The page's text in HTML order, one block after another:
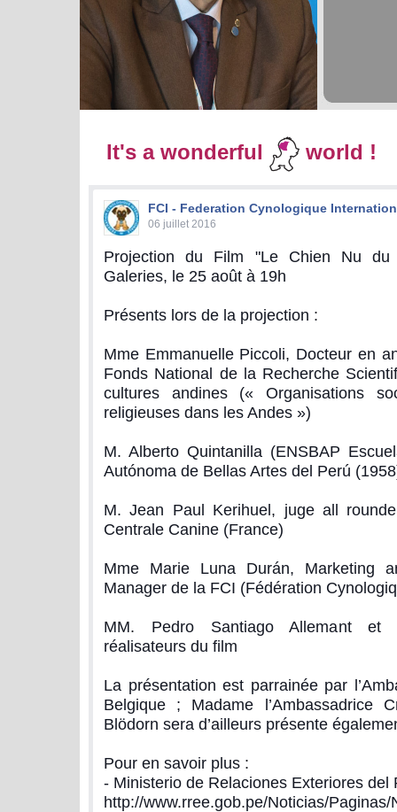
It's a wonderful world !
FCI - Federation Cynologique
06 juillet 2016
Projection du Film "Le Chien Nu du
Galeries, le 25 août à 19h
Présents lors de la projection :
Mme Emmanuelle Piccoli, Docteur en
Fonds National de la Recherche
cultures andines (« Organisations
religieuses dans les Andes »)
M. Alberto Quintanilla (ENSBAP
Autónoma de Bellas Artes del Perú
M. Jean Paul Kerihuel, juge all
Centrale Canine (France)
Mme Marie Luna Durán, Marketing
Manager de la FCI (Fédération
MM. Pedro Santiago Allemant et
réalisateurs du film
La présentation est parrainée par
Belgique ; Madame l’Ambassadrice
Blödorn sera d’ailleurs présente
Pour en savoir plus :
- Ministerio de Relaciones Exteriores del
http://www.rree.gob.pe/Noticias/